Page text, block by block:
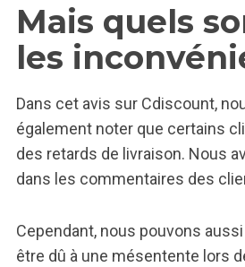
Mais quels
les
Dans cet avis sur Cdiscount,
également noter que certains
des retards de livraison. Nous
dans les commentaires des
Cependant, nous pouvons
être dû à une mésentente lors